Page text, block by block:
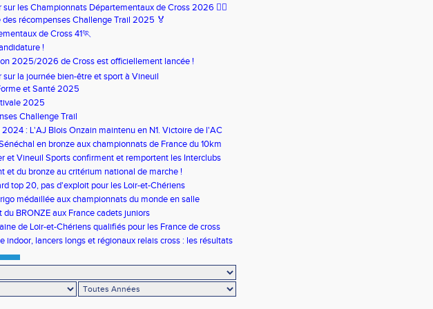
sur les Championnats Départementaux de Cross 2026 🏃‍♀️
des récompenses Challenge Trail 2025 🏅
de Cross 41🏃
!
2025/2026 de Cross est officiellement lancée !
sur la journée bien-être et sport à Vineuil
et Santé 2025
2025
Challenge Trail
2024 : L'AJ Blois Onzain maintenu en N1. Victoire de l'AC
en N2Ben bronze aux championnats de France du 10km
et Vineuil Sports confirment et remportent les Interclubs
et du bronze au critérium national de marche !
top 20, pas d'exploit pour les Loir-et-Chériens
médaillée aux championnats du monde en salle
du BRONZE aux France cadets juniors
de Loir-et-Chériens qualifiés pour les France de cross
indoor, lancers longs et régionaux relais cross : les résultats